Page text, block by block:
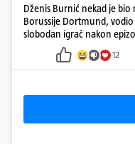
Dženis Burnić nekad je
Borussije Dortmund, vodio
slobodan igrač nakon
konkurenciju u veznom
12